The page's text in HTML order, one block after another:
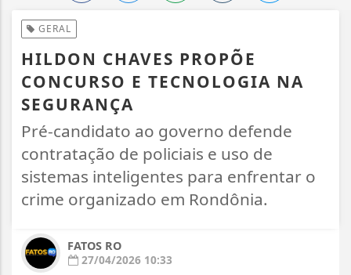
GERAL
HILDON CHAVES PROPÕE
CONCURSO E TECNOLOGIA NA
SEGURANÇA
Pré-candidato ao governo defende
contratação de policiais e uso de
sistemas inteligentes para enfrentar o
crime organizado em Rondônia.
FATOS RO
27/04/2026 10:33